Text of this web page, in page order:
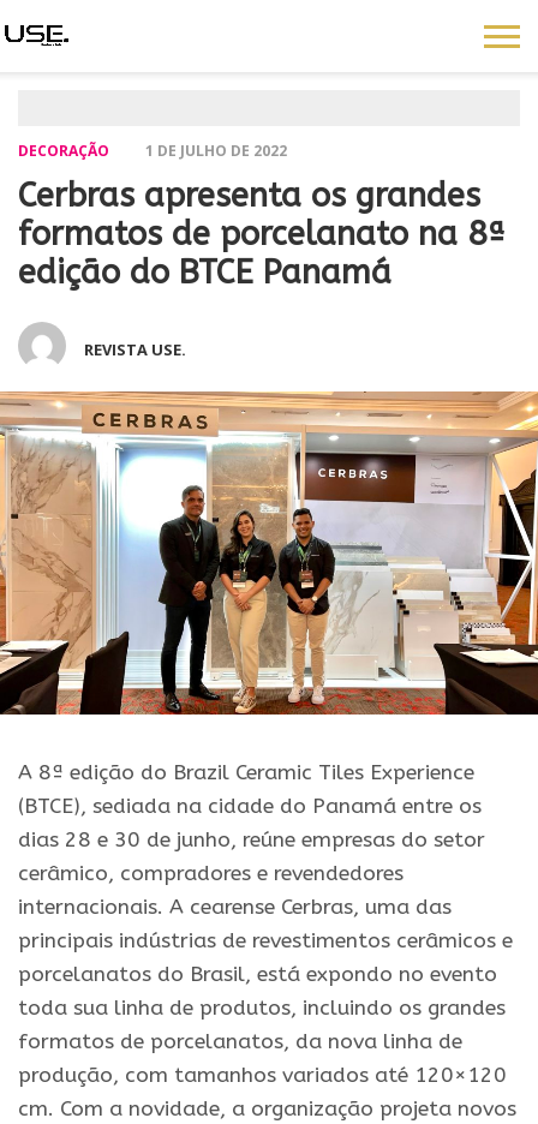
DECORAÇÃO 1 DE JULHO DE 2022
Cerbras apresenta os grandes
formatos de porcelanato na 8ª
edição do BTCE Panamá
REVISTA USE.
A 8ª edição do Brazil Ceramic Tiles Experience
(BTCE), sediada na cidade do Panamá entre os
dias 28 e 30 de junho, reúne empresas do setor
cerâmico, compradores e revendedores
internacionais. A cearense Cerbras, uma das
principais indústrias de revestimentos cerâmicos e
porcelanatos do Brasil, está expondo no evento
toda sua linha de produtos, incluindo os grandes
formatos de porcelanatos, da nova linha de
produção, com tamanhos variados até 120×120
cm. Com a novidade, a organização projeta novos